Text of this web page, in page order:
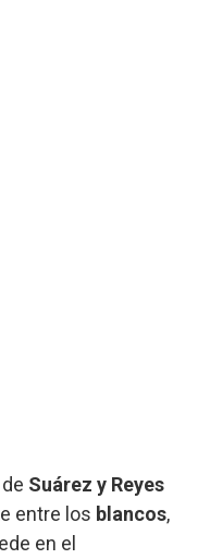
Suárez y Reyes
entre los blancos,
en el